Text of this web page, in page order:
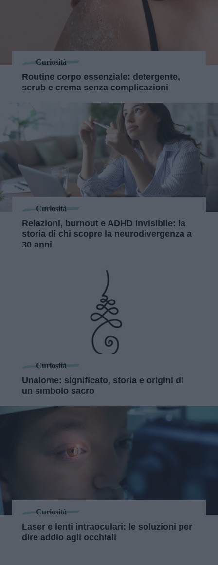
Curiosità
Routine corpo essenziale: detergente,
scrub e crema senza complicazioni
Curiosità
Relazioni, burnout e ADHD invisibile: la
storia di chi scopre la neurodivergenza a
30 anni
Curiosità
Unalome: significato, storia e origini di
un simbolo sacro
Curiosità
Laser e lenti intraoculari: le soluzioni per
dire addio agli occhiali